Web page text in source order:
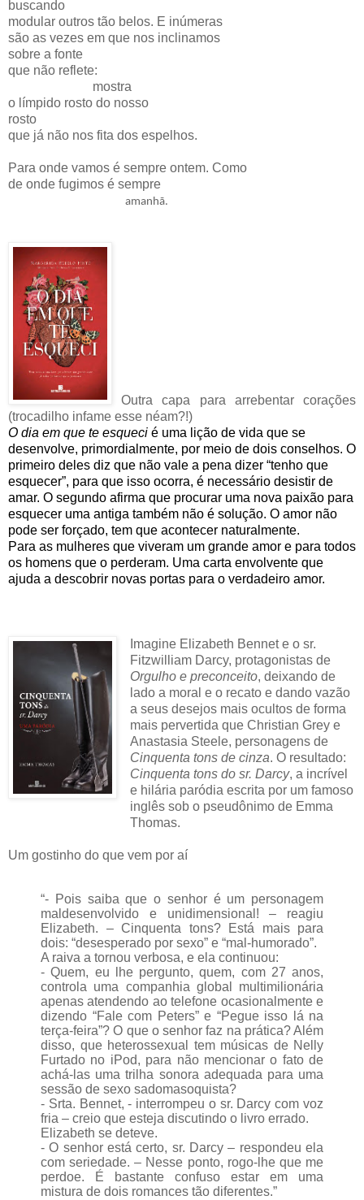
buscando
modular outros tão belos. E inúmeras
são as vezes em que nos inclinamos
sobre a fonte
que não reflete:
mostra
o límpido rosto do nosso
rosto
que já não nos fita dos espelhos.
Para onde vamos é sempre ontem. Como
de onde fugimos é sempre
amanhã.
Outra capa para arrebentar corações
(trocadilho infame esse néam?!)
O dia em que te esqueci é uma lição de vida que se
desenvolve, primordialmente, por meio de dois conselhos. O
primeiro deles diz que não vale a pena dizer “tenho que
esquecer”, para que isso ocorra, é necessário desistir de
amar. O segundo afirma que procurar uma nova paixão para
esquecer uma antiga também não é solução. O amor não
pode ser forçado, tem que acontecer naturalmente.
Para as mulheres que viveram um grande amor e para todos
os homens que o perderam. Uma carta envolvente que
ajuda a descobrir novas portas para o verdadeiro amor.
Imagine Elizabeth Bennet e o sr.
Fitzwilliam Darcy, protagonistas de
Orgulho e preconceito, deixando de
lado a moral e o recato e dando vazão
a seus desejos mais ocultos de forma
mais pervertida que Christian Grey e
Anastasia Steele, personagens de
Cinquenta tons de cinza. O resultado:
Cinquenta tons do sr. Darcy, a incrível
e hilária paródia escrita por um famoso
inglês sob o pseudônimo de Emma
Thomas.
Um gostinho do que vem por aí
“- Pois saiba que o senhor é um personagem
maldesenvolvido e unidimensional! – reagiu
Elizabeth. – Cinquenta tons? Está mais para
dois: “desesperado por sexo” e “mal-humorado”.
A raiva a tornou verbosa, e ela continuou:
- Quem, eu lhe pergunto, quem, com 27 anos,
controla uma companhia global multimilionária
apenas atendendo ao telefone ocasionalmente e
dizendo “Fale com Peters” e “Pegue isso lá na
terça-feira”? O que o senhor faz na prática? Além
disso, que heterossexual tem músicas de Nelly
Furtado no iPod, para não mencionar o fato de
achá-las uma trilha sonora adequada para uma
sessão de sexo sadomasoquista?
- Srta. Bennet, - interrompeu o sr. Darcy com voz
fria – creio que esteja discutindo o livro errado.
Elizabeth se deteve.
- O senhor está certo, sr. Darcy – respondeu ela
com seriedade. – Nesse ponto, rogo-lhe que me
perdoe. É bastante confuso estar em uma
mistura de dois romances tão diferentes.”